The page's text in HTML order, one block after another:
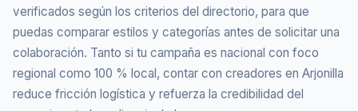
verificados según los criterios del directorio, para que
puedas comparar estilos y categorías antes de solicitar una
colaboración. Tanto si tu campaña es nacional con foco
regional como 100 % local, contar con creadores en Arjonilla
reduce fricción logística y refuerza la credibilidad del